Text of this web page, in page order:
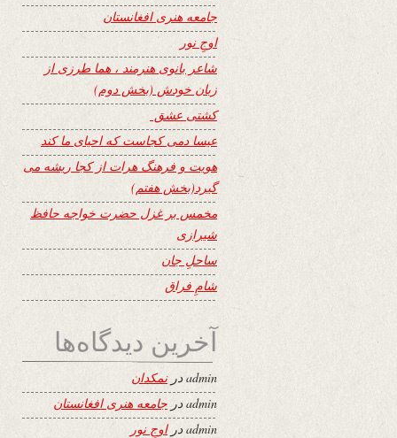
جامعه هنری افغانستان
اوجِ نور
شاعر بانوی هنرمند ، هما طرزی از
زبان خودش (بخش دوم)
کشتی عشق
عیسا دمی کجاست که احیای ما کند
هویت و فرهنگ هرات از کجا ریشه می
گیرد(بخش هفتم)
مخمس بر غزل حضرت خواجه حافظ
شیرازی
ساحلِ جان
شامِ فراق
آخرین دیدگاه‌ها
adminدرنمکدان
adminدر جامعه هنری افغانستان
adminدراوجِ نور